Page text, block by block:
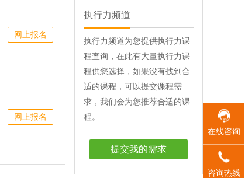
在线咨询
咨询热线
执行力频道
执行力频道为您提供执行力课
程查询，在此有大量执行力课
程供您选择，如果没有找到合
适的课程，可以提交课程需
求，我们会为您推荐合适的课
程。
提交我的需求
网上报名
网上报名